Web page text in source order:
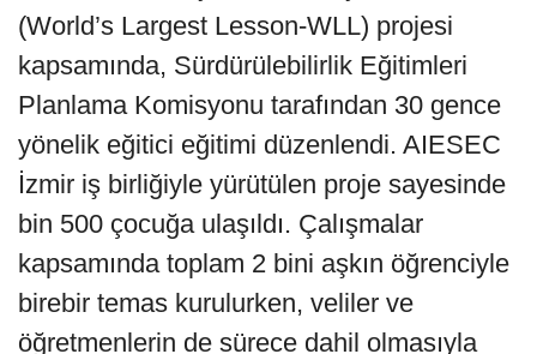
(World’s Largest Lesson-WLL) projesi
kapsamında, Sürdürülebilirlik Eğitimleri
Planlama Komisyonu tarafından 30 gence
yönelik eğitici eğitimi düzenlendi. AIESEC
İzmir iş birliğiyle yürütülen proje sayesinde
bin 500 çocuğa ulaşıldı. Çalışmalar
kapsamında toplam 2 bini aşkın öğrenciyle
birebir temas kurulurken, veliler ve
öğretmenlerin de sürece dahil olmasıyla